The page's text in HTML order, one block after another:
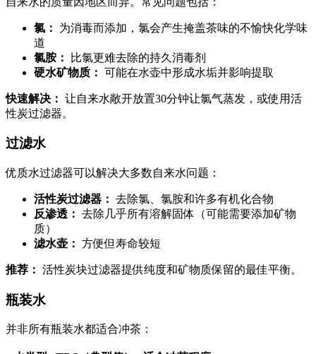
氯：
为消毒而添加，氯会产生掩盖茶味的不愉快化学味
道
氯胺：
比氯更难去除的持久消毒剂
硬水矿物质： 可能在水壶中形成水垢并影响提取
快速解决： 让自来水敞开放置30分钟让氯气蒸发，或使用活
性炭过滤器。
过滤水
优质水过滤器可以解决大多数自来水问题：
活性炭过滤器： 去除氯、氯胺和许多有机化合物
反渗透： 去除几乎所有溶解固体（可能需要添加矿物
质）
滤水壶： 方便但寿命较短
推荐： 活性炭块过滤器提供纯度和矿物质保留的最佳平衡。
瓶装水
并非所有瓶装水都适合冲茶：